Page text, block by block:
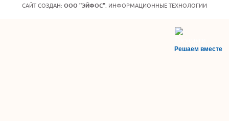
САЙТ СОЗДАН: ООО "ЭЙФОС" . ИНФОРМАЦИОННЫЕ ТЕХНОЛОГИИ
Решаем вместе